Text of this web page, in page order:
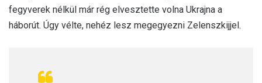
fegyverek nélkül már rég elvesztette volna Ukrajna a
háborút. Úgy vélte, nehéz lesz megegyezni Zelenszkijjel.